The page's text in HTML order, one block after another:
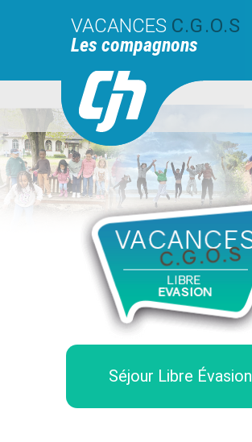
VACANCES C.G.O.S
Les compagnons
Séjour Libre Évasion